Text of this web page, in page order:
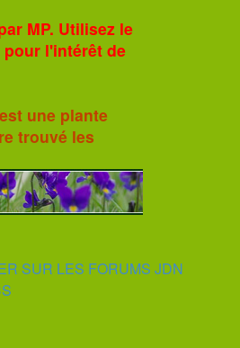
MP. Utilisez le
l'intérêt de
une plante
trouvé les
SUR LES FORUMS JDN